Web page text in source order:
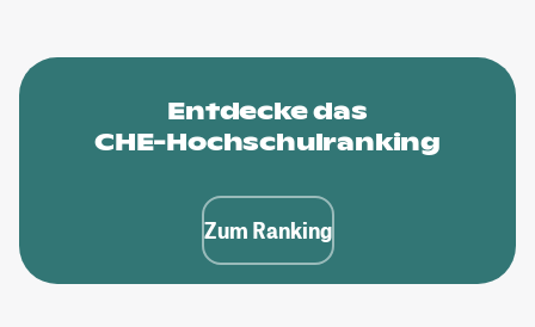
Entdecke das
CHE-Hochschulranking
Zum Ranking